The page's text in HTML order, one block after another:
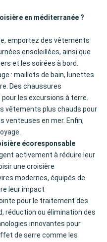
en méditerranée ?
emportez des vêtements
ensoleillées, ainsi que
et les soirées à bord.
: maillots de bain, lunettes
Des chaussures
les excursions à terre.
vêtements plus chauds pour
venteuses en mer. Enfin,
écoresponsable
activement à réduire leur
une croisière
modernes, équipés de
leur impact
pour le traitement des
réduction ou élimination des
innovantes pour
de serre comme les